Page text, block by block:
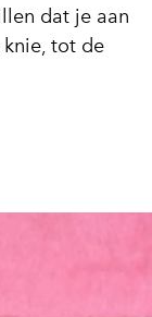
dat je aan
tot de